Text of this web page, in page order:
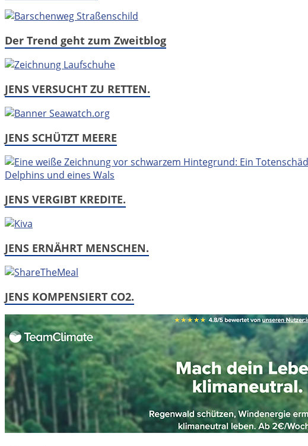
Der Trend geht zum Zweitblog
JENS VERSUCHT ZU RETTEN.
JENS SCHÜTZT MEERE
JENS VERGIBT KREDITE.
JENS ERNÄHRT MENSCHEN.
JENS KOMPENSIERT CO2.